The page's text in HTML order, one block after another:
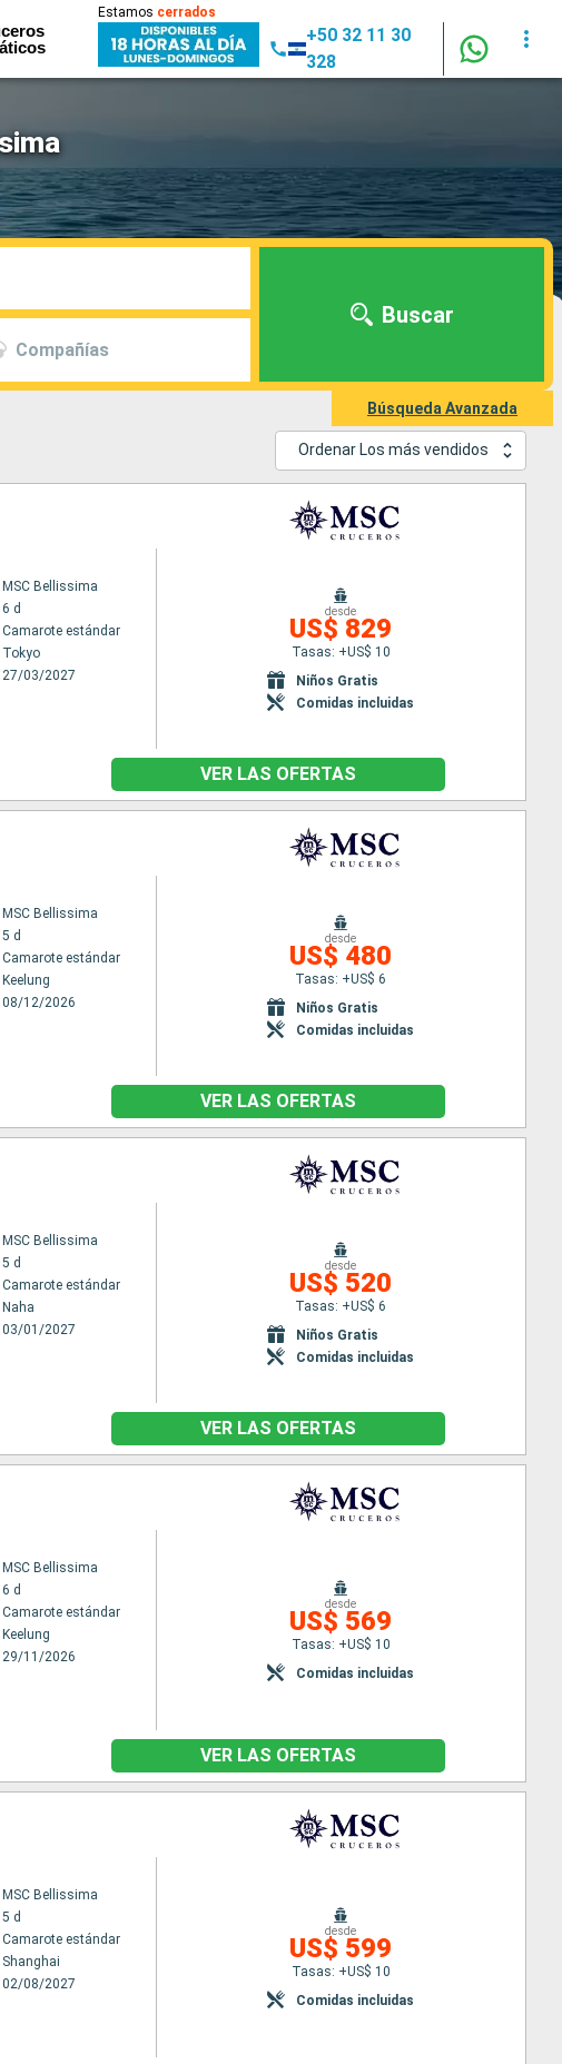
Estamos cerrados
+50 32 11 30
328
Compañías
Buscar
Búsqueda Avanzada
Ordenar Los más vendidos
MSC Bellissima
6 d
Camarote estándar
Tokyo
27/03/2027
desde
US$ 829
Tasas: +US$ 10
Niños Gratis
Comidas incluidas
VER LAS OFERTAS
MSC Bellissima
5 d
Camarote estándar
Keelung
08/12/2026
desde
US$ 480
Tasas: +US$ 6
Niños Gratis
Comidas incluidas
VER LAS OFERTAS
MSC Bellissima
5 d
Camarote estándar
Naha
03/01/2027
desde
US$ 520
Tasas: +US$ 6
Niños Gratis
Comidas incluidas
VER LAS OFERTAS
MSC Bellissima
6 d
Camarote estándar
Keelung
29/11/2026
desde
US$ 569
Tasas: +US$ 10
Comidas incluidas
VER LAS OFERTAS
MSC Bellissima
5 d
Camarote estándar
Shanghai
02/08/2027
desde
US$ 599
Tasas: +US$ 10
Comidas incluidas